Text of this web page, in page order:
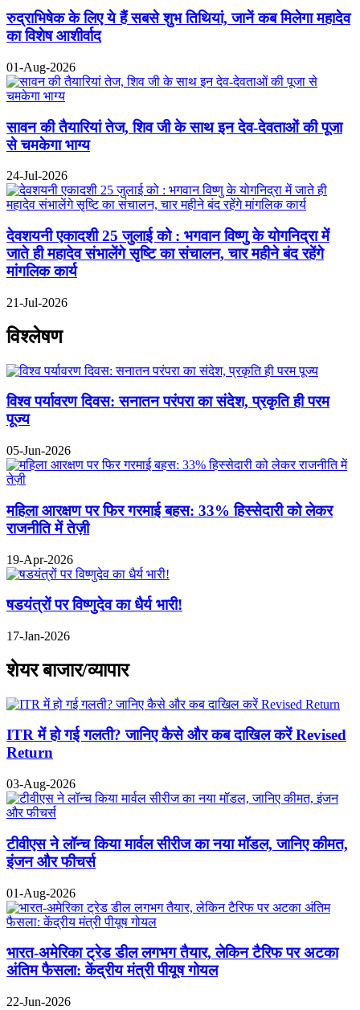
रुद्राभिषेक के लिए ये हैं सबसे शुभ तिथियां, जानें कब मिलेगा महादेव
का विशेष आशीर्वाद
01-Aug-2026
सावन की तैयारियां तेज, शिव जी के साथ इन देव-देवताओं की पूजा
से चमकेगा भाग्य
24-Jul-2026
देवशयनी एकादशी 25 जुलाई को : भगवान विष्णु के योगनिद्रा में
जाते ही महादेव संभालेंगे सृष्टि का संचालन, चार महीने बंद रहेंगे
मांगलिक कार्य
21-Jul-2026
विश्लेषण
विश्व पर्यावरण दिवस: सनातन परंपरा का संदेश, प्रकृति ही परम
पूज्य
05-Jun-2026
महिला आरक्षण पर फिर गरमाई बहस: 33% हिस्सेदारी को लेकर
राजनीति में तेज़ी
19-Apr-2026
षडयंत्रों पर विष्णुदेव का धैर्य भारी!
17-Jan-2026
शेयर बाजार/व्यापार
ITR में हो गई गलती? जानिए कैसे और कब दाखिल करें Revised
Return
03-Aug-2026
टीवीएस ने लॉन्च किया मार्वल सीरीज का नया मॉडल, जानिए कीमत,
इंजन और फीचर्स
01-Aug-2026
भारत-अमेरिका ट्रेड डील लगभग तैयार, लेकिन टैरिफ पर अटका
अंतिम फैसला: केंद्रीय मंत्री पीयूष गोयल
22-Jun-2026